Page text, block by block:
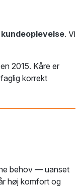
. Vi
2015. Kåre er
korrekt
behov — uanset
høj komfort og